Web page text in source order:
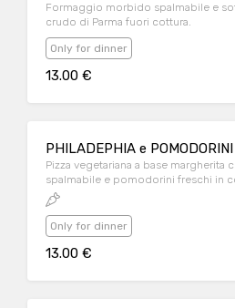
Formaggio morbido spalmabile e
crudo di Parma fuori cottura.
Only for dinner
13.00 €
PHILADEPHIA e POMODORINI
Pizza vegetariana a base
spalmabile e pomodorini freschi in
Only for dinner
13.00 €